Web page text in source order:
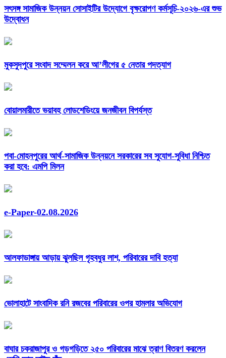
সৎসঙ্গ সামাজিক উন্নয়ন সোসাইটির উদ্যোগে বৃক্ষরোপণ কর্মসূচি-২০২৬-এর শুভ
উদ্বোধন
মুকসুদপুরে সংবাদ সম্মেলন করে আ’লীগের ৫ নেতার পদত্যাগ
বোয়ালমারীতে ভয়াবহ লোডশেডিংয়ে জনজীবন বিপর্যস্ত
পবা-মোহনপুরের আর্থ-সামাজিক উন্নয়নে সরকারের সব সুযোগ-সুবিধা নিশ্চিত
করা হবে: এমপি মিলন
e-Paper-02.08.2026
আলফাডাঙ্গায় আড়ায় ঝুলছিল গৃহবধুর লাশ, পরিবারের দাবি হত্যা
ভোলাহাটে সাংবাদিক রনি রজবের পরিবারের ওপর হামলার অভিযোগ
বাঘার চকরাজাপুর ও গড়গড়িতে ২৫০ পরিবারের মাঝে ত্রাণ বিতরণ করলেন